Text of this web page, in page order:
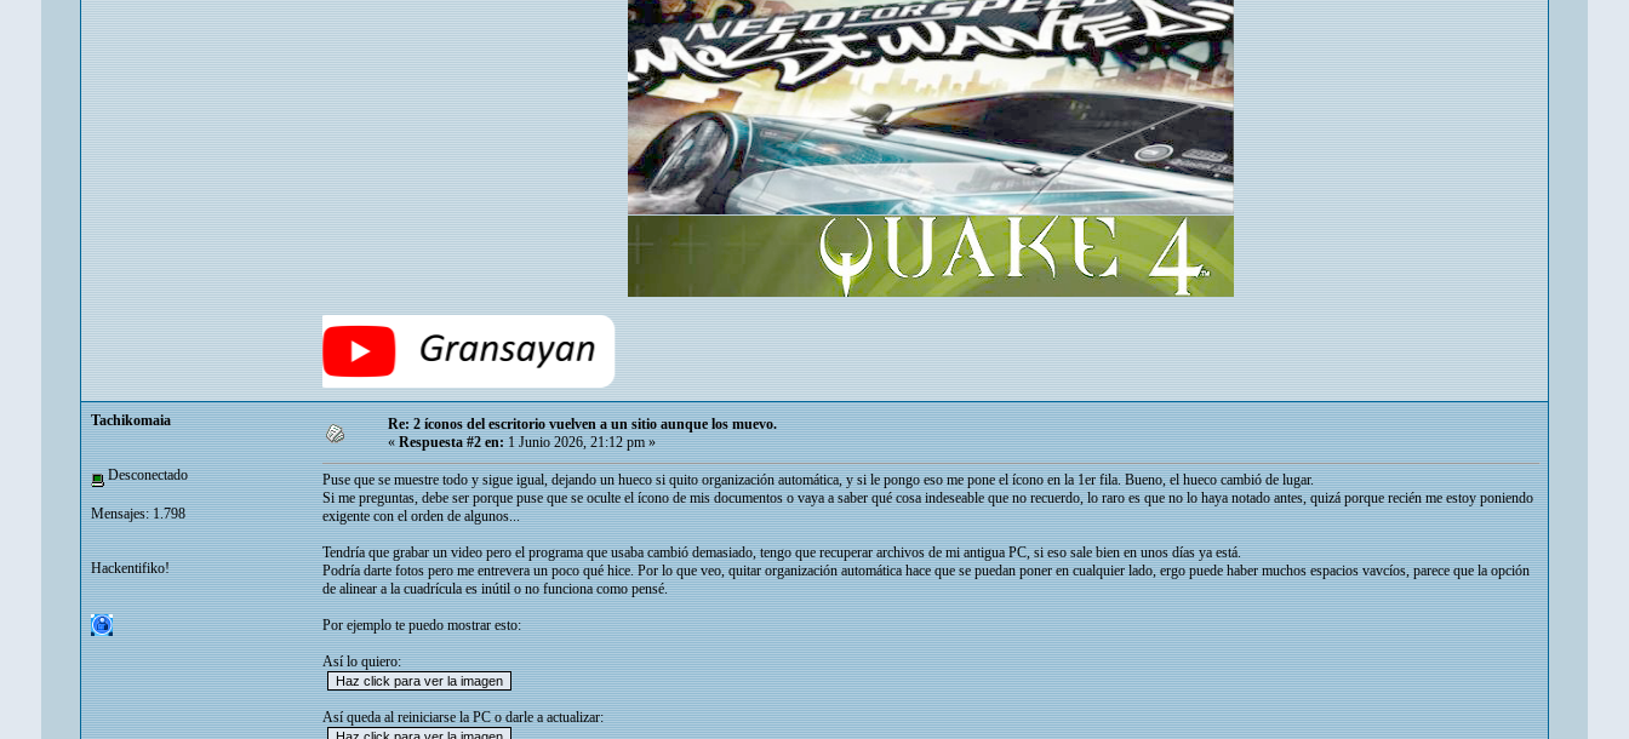
Tachikomaia
Desconectado
Mensajes: 1.798
Hackentifiko!
Re: 2 íconos del escritorio vuelven a un sitio aunque los muevo.
«Respuesta #2 en:1 Junio 2026, 21:12 pm »
Puse que se muestre todo y sigue igual, dejando un hueco si quito organización automática, y si le pongo eso me pone el ícono en la 1er fila. Bueno, el hueco cambió de lugar.
Si me preguntas, debe ser porque puse que se oculte el ícono de mis documentos o vaya a saber qué cosa indeseable que no recuerdo, lo raro es que no lo haya notado antes, quizá porque recién me estoy poniendo
exigente con el orden de algunos...
Tendría que grabar un video pero el programa que usaba cambió demasiado, tengo que recuperar archivos de mi antigua PC, si eso sale bien en unos días ya está.
Podría darte fotos pero me entrevera un poco qué hice. Por lo que veo, quitar organización automática hace que se puedan poner en cualquier lado, ergo puede haber muchos espacios vavcíos, parece que la opción
de alinear a la cuadrícula es inútil o no funciona como pensé.
Por ejemplo te puedo mostrar esto:
Así lo quiero:
Así queda al reiniciarse la PC o darle a actualizar: